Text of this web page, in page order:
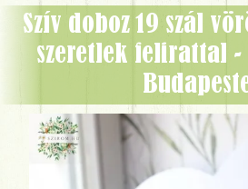
szív doboz 19 szál vörös rózsával és
szeretlek felirattal -